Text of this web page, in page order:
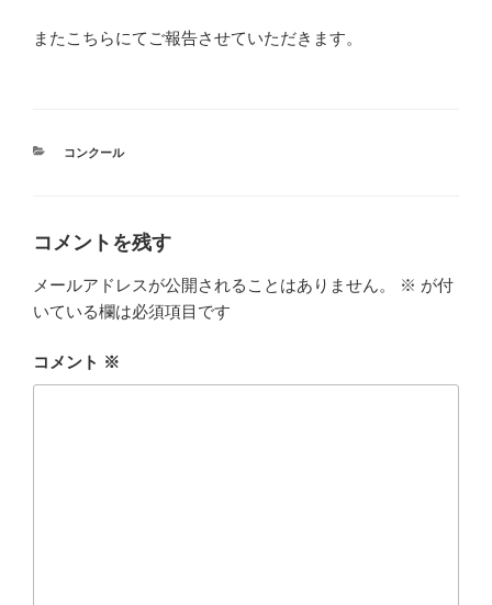
またこちらにてご報告させていただきます。
カ
コンクール
コメントを残す
メールアドレスが公開されることはありません。 ※ が付
いている欄は必須項目です
コメント ※